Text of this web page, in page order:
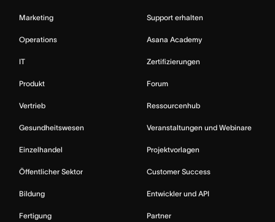
Marketing
Operations
IT
Produkt
Vertrieb
Gesundheitswesen
Einzelhandel
Öffentlicher Sektor
Bildung
Fertigung
Support erhalten
Asana Academy
Zertifizierungen
Forum
Ressourcenhub
Veranstaltungen und Webinare
Projektvorlagen
Customer Success
Entwickler und API
Partner